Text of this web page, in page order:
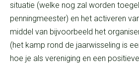
situatie (welke nog zal worden
penningmeester) en het activeren
middel van bijvoorbeeld het
(het kamp rond de jaarwisseling is
hoe je als vereniging en een